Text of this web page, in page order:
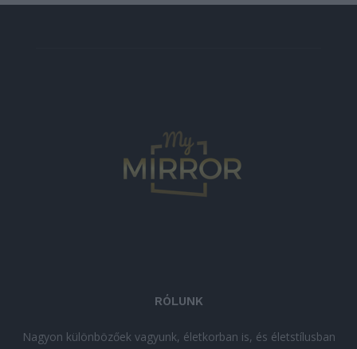
RÓLUNK
Nagyon különbözőek vagyunk, életkorban is, és életstílusban